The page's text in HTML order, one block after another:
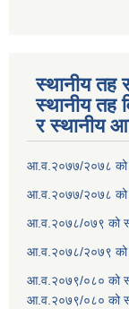
स्थानीय तह
स्थानीय तह
र स्थानीय
आ.व.२०७७/२०७८ को
आ.व.२०७७/२०७८ को
आ.व.२०७८/०७९ को
आ.व.२०७८/२०७९ को
आ.व.२०७९/०८० को
आ.व.२०७९/०८० को